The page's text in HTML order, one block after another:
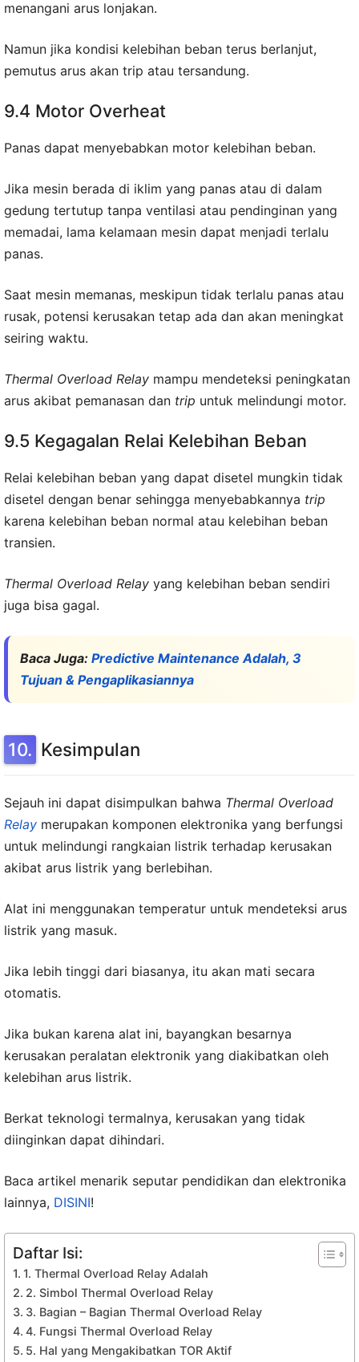
menangani arus lonjakan.
Namun jika kondisi kelebihan beban terus berlanjut,
pemutus arus akan trip atau tersandung.
9.4 Motor Overheat
Panas dapat menyebabkan motor kelebihan beban.
Jika mesin berada di iklim yang panas atau di dalam
gedung tertutup tanpa ventilasi atau pendinginan yang
memadai, lama kelamaan mesin dapat menjadi terlalu
panas.
Saat mesin memanas, meskipun tidak terlalu panas atau
rusak, potensi kerusakan tetap ada dan akan meningkat
seiring waktu.
Thermal Overload Relay mampu mendeteksi peningkatan
arus akibat pemanasan dan trip untuk melindungi motor.
9.5 Kegagalan Relai Kelebihan Beban
Relai kelebihan beban yang dapat disetel mungkin tidak
disetel dengan benar sehingga menyebabkannya trip
karena kelebihan beban normal atau kelebihan beban
transien.
Thermal Overload Relay yang kelebihan beban sendiri
juga bisa gagal.
Baca Juga: Predictive Maintenance Adalah, 3
Tujuan & Pengaplikasiannya
Kesimpulan
Sejauh ini dapat disimpulkan bahwa Thermal Overload
Relay merupakan komponen elektronika yang berfungsi
untuk melindungi rangkaian listrik terhadap kerusakan
akibat arus listrik yang berlebihan.
Alat ini menggunakan temperatur untuk mendeteksi arus
listrik yang masuk.
Jika lebih tinggi dari biasanya, itu akan mati secara
otomatis.
Jika bukan karena alat ini, bayangkan besarnya
kerusakan peralatan elektronik yang diakibatkan oleh
kelebihan arus listrik.
Berkat teknologi termalnya, kerusakan yang tidak
diinginkan dapat dihindari.
Baca artikel menarik seputar pendidikan dan elektronika
lainnya, DISINI!
Daftar Isi:
1. Thermal Overload Relay Adalah
2. Simbol Thermal Overload Relay
3. Bagian – Bagian Thermal Overload Relay
4. Fungsi Thermal Overload Relay
5. Hal yang Mengakibatkan TOR Aktif